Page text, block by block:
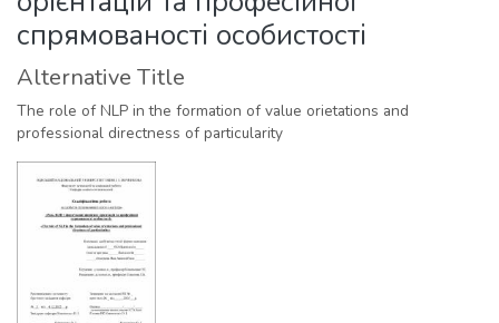
Statistics
спрямованості особистості
Alternative Title
The role of NLP in the formation of value orietations and
professional directness of particularity